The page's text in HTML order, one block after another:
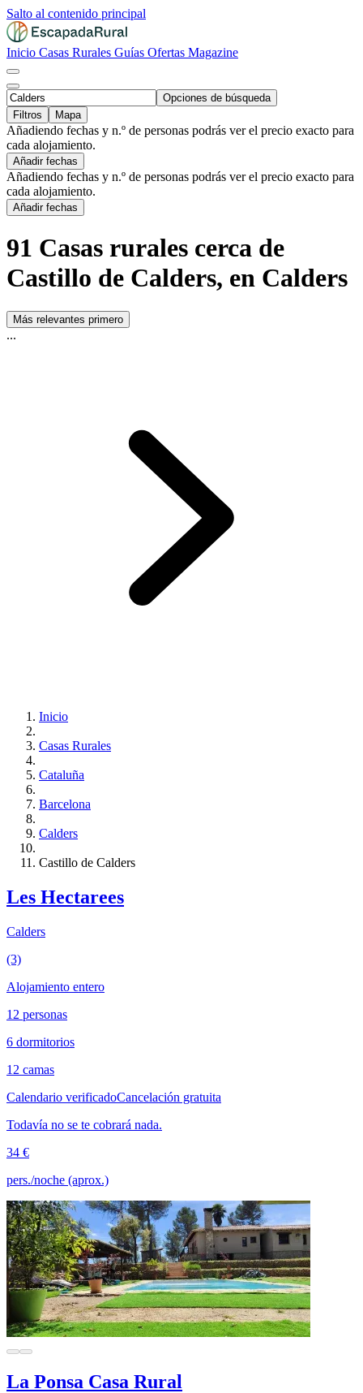
Salto al contenido principal
Inicio Casas Rurales Guías Ofertas Magazine
Opciones de búsqueda
Filtros
Mapa
Añadiendo fechas y n.º de personas podrás ver el precio exacto para
cada alojamiento.
Añadir fechas
Añadiendo fechas y n.º de personas podrás ver el precio exacto para
cada alojamiento.
Añadir fechas
91 Casas rurales cerca de
Castillo de Calders, en Calders
Más relevantes primero
...
Inicio
Casas Rurales
Cataluña
Barcelona
Calders
Castillo de Calders
Les Hectarees
Calders
(3)
Alojamiento entero
12 personas
6 dormitorios
12 camas
Calendario verificadoCancelación gratuita
Todavía no se te cobrará nada.
34 €
pers./noche (aprox.)
La Ponsa Casa Rural